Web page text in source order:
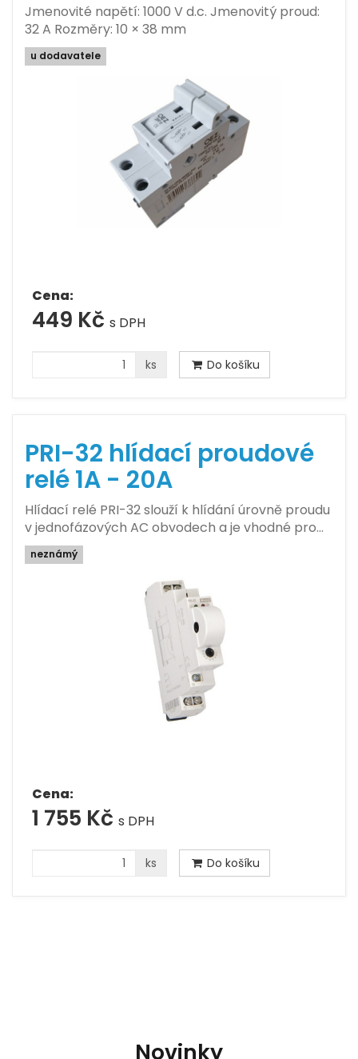
Jmenovité napětí: 1000 V d.c. Jmenovitý proud:
32 A Rozměry: 10 × 38 mm
u dodavatele
Cena:
449 Kč s DPH
ks Do košíku
PRI-32 hlídací proudové
relé 1A - 20A
Hlídací relé PRI-32 slouží k hlídání úrovně proudu
v jednofázových AC obvodech a je vhodné pro…
neznámý
Cena:
1 755 Kč s DPH
ks Do košíku
Novinky